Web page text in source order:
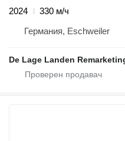
2024
330 м/ч
Германия, Eschweiler
De Lage Landen